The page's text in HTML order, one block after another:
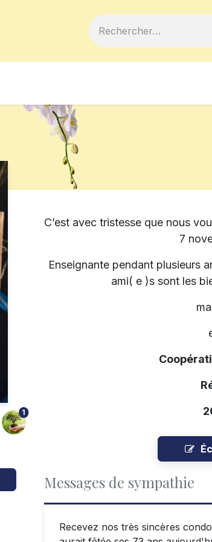
1
C’est avec tristesse que nous
7
Enseignante pendant plusieurs
ami( e )s sont les
Messages de sympathie
Recevez nos très sincères